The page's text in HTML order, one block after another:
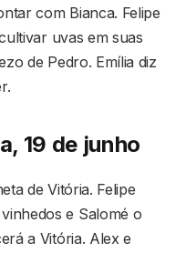
com Bianca. Felipe
uvas em suas
de Pedro. Emília diz
19 de junho
de Vitória. Felipe
e Salomé o
a Vitória. Alex e